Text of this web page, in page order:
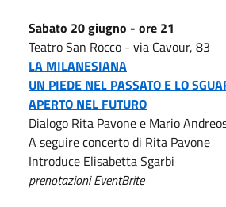
Sabato 20 giugno - ore 21
Teatro San Rocco - via Cavour, 83
LA MILANESIANA
UN PIEDE NEL PASSATO E LO
APERTO NEL FUTURO
Dialogo Rita Pavone e Mario
A seguire concerto di Rita Pavone
Introduce Elisabetta Sgarbi
prenotazioni EventBrite